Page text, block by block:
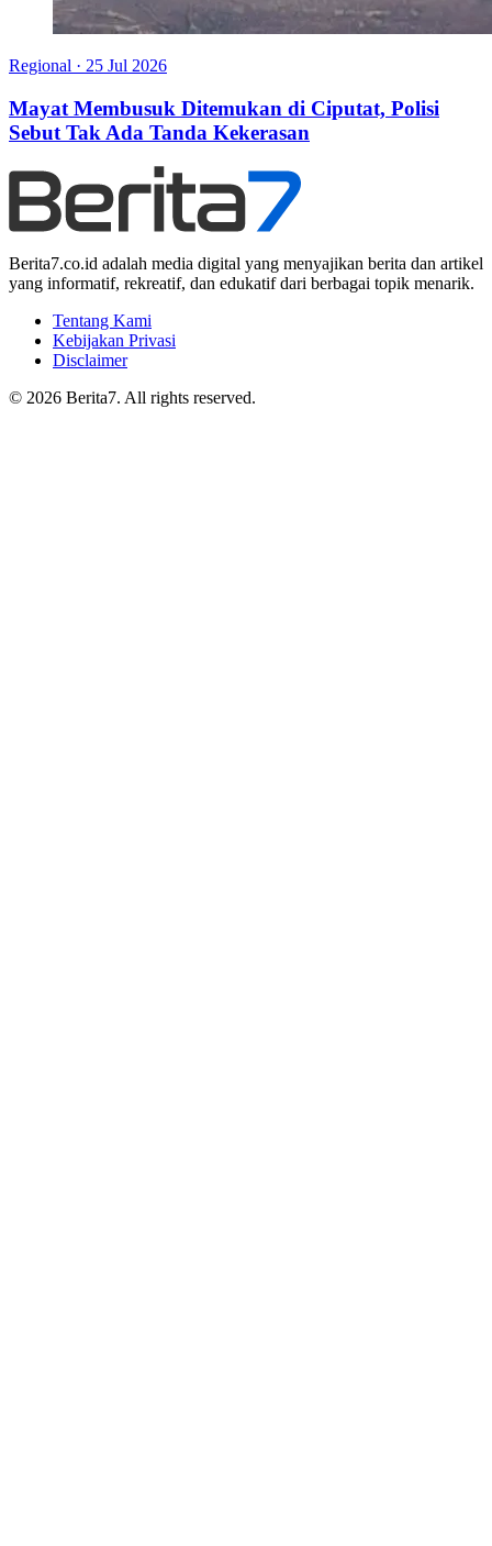
Regional · 25 Jul 2026
Mayat Membusuk Ditemukan di Ciputat, Polisi
Sebut Tak Ada Tanda Kekerasan
Berita7.co.id adalah media digital yang menyajikan berita dan artikel
yang informatif, rekreatif, dan edukatif dari berbagai topik menarik.
Tentang Kami
Kebijakan Privasi
Disclaimer
© 2026 Berita7. All rights reserved.